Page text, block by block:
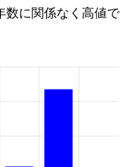
数に関係なく高値で